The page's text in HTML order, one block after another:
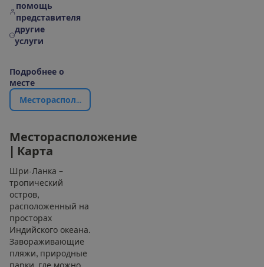
помощь
представителя
другие
услуги
Подробнее о
месте
Месторасполож
Месторасположение
Карта
Шри-Ланка –
тропический
остров,
расположенный на
просторах
Индийского океана.
Завораживающие
пляжи, природные
парки, где можно